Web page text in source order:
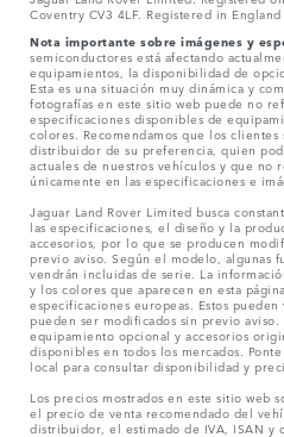
Coventry CV3 4LF. Registered in
Nota importante sobre imágenes y
semiconductores está afectando
equipamientos, la disponibilidad de
Esta es una situación muy dinámica y
fotografías en este sitio web puede no
especificaciones disponibles de
colores. Recomendamos que los
distribuidor de su preferencia, quien
actuales de nuestros vehículos y que no
únicamente en las especificaciones e
Jaguar Land Rover Limited busca
las especificaciones, el diseño y la
accesorios, por lo que se producen
previo aviso. Según el modelo, algunas
vendrán incluidas de serie. La
y los colores que aparecen en esta
especificaciones europeas. Estos
pueden ser modificados sin previo
equipamiento opcional y accesorios
disponibles en todos los mercados.
local para consultar disponibilidad y
Los precios mostrados en este sitio web
el precio de venta recomendado del
distribuidor, el estimado de IVA, ISAN y